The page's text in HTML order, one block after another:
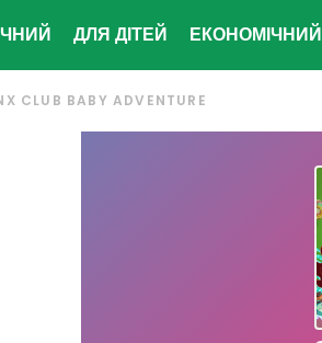
ДЛЯ ДІТЕЙ ЕКОНОМІЧНИЙ
CLUB BABY ADVENTURE